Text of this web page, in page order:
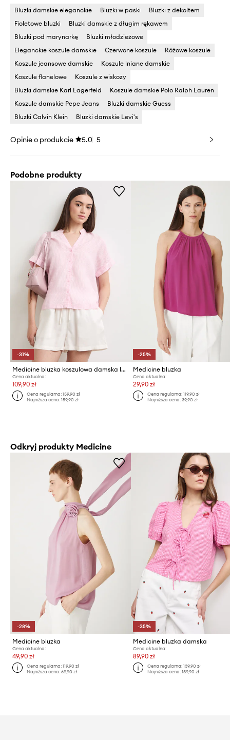
Bluzki damskie eleganckie Bluzki w paski
Bluzki z dekoltem
Fioletowe bluzki
Bluzki damskie z długim rękawem
Bluzki pod marynarkę
Bluzki młodzieżowe
Eleganckie koszule damskie
Czerwone koszule
Różowe koszule
Koszule jeansowe damskie
Koszule lniane damskie
Koszule flanelowe
Koszule z wiskozy
Bluzki damskie Karl Lagerfeld
Koszule damskie Polo Ralph Lauren
Koszule damskie Pepe Jeans
Bluzki damskie Guess
Bluzki Calvin Klein
Bluzki damskie Levi's
Opinie o produkcie 5.0 5
Podobne produkty
-31%
Medicine bluzka koszulowa damska lniana
Cena aktualna:
109,90 zł
Cena regularna:159,90 zł
Najniższa cena:159,90 zł
-25%
Medicine bluzka
Cena aktualna:
29,90 zł
Cena regularna: 119,90 zł
Najniższa cena: 39,90 zł
Odkryj produkty Medicine
-28%
Medicine bluzka
Cena aktualna:
49,90 zł
Cena regularna:119,90 zł
Najniższa cena:69,90 zł
-35%
Medicine bluzka damska
Cena aktualna:
89,90 zł
Cena regularna: 139,90 zł
Najniższa cena: 139,90 zł